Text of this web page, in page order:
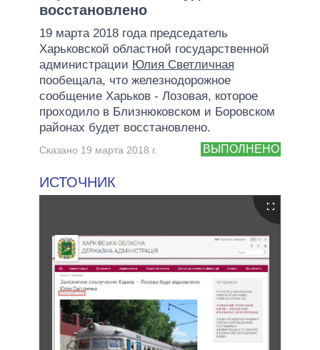
восстановлено
19 марта 2018 года председатель
Харьковской областной государственной
администрации Юлия Светличная
пообещала, что железнодорожное
сообщение Харьков - Лозовая, которое
проходило в Близнюковском и Боровском
районах будет восстановлено.
ВЫПОЛНЕНО
Сказано 19 марта 2018 г.
ИСТОЧНИК